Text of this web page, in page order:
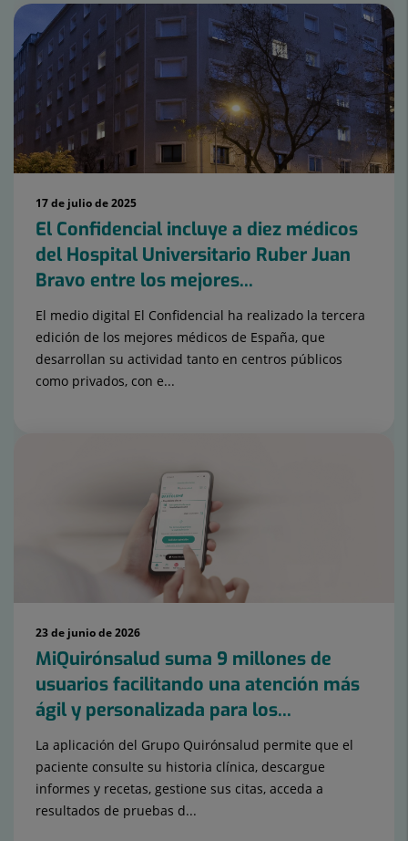
17 de julio de 2025
El Confidencial incluye a diez médicos
del Hospital Universitario Ruber Juan
Bravo entre los mejores...
El medio digital El Confidencial ha realizado la tercera
edición de los mejores médicos de España, que
desarrollan su actividad tanto en centros públicos
como privados, con e...
23 de junio de 2026
MiQuirónsalud suma 9 millones de
usuarios facilitando una atención más
ágil y personalizada para los...
La aplicación del Grupo Quirónsalud permite que el
paciente consulte su historia clínica, descargue
informes y recetas, gestione sus citas, acceda a
resultados de pruebas d...